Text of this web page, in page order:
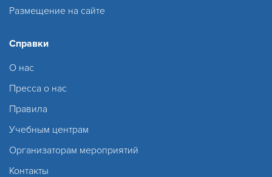
Размещение на сайте
Справки
О нас
Пресса о нас
Правила
Учебным центрам
Организаторам мероприятий
Контакты